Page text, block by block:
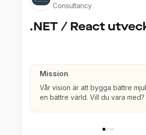
Consultancy
.NET / React
Mission
Vår vision är att bygga bättre
en bättre värld. Vill du vara med?